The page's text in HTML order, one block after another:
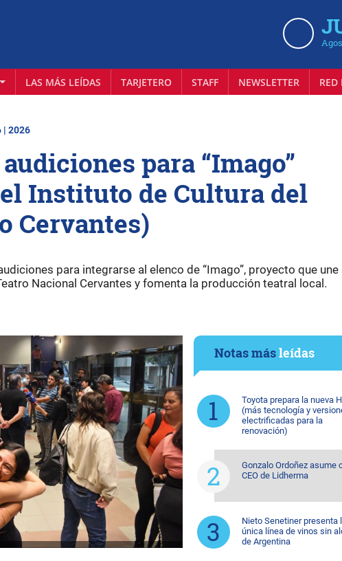
LAS MÁS LEÍDAS TARJETERO STAFF NEWSLETTER RED
| 2026
para “Imago”
Instituto de Cultura del
Cervantes)
para integrarse al elenco de “Imago”, proyecto que une
Nacional Cervantes y fomenta la producción teatral local.
Notas másleídas
Toyota prepara la nueva
(más tecnología y
electrificadas para la
renovación)
Gonzalo Ordoñez asume
CEO de Lidherma
Nieto Senetiner presenta
única línea de vinos sin
de Argentina